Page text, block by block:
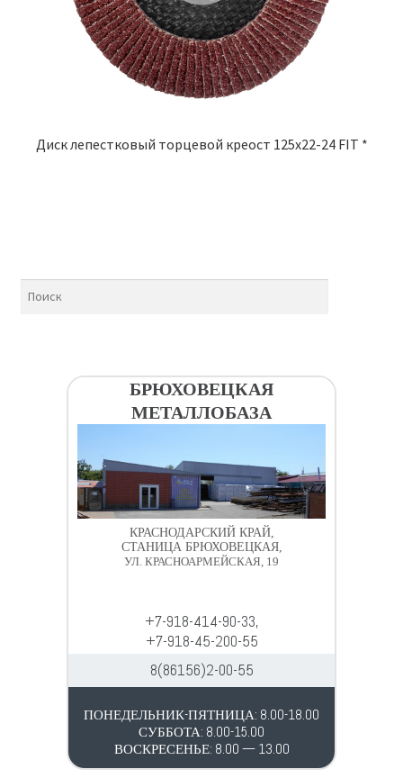
Диск лепестковый торцевой креост 125х22-24 FIT *
БРЮХОВЕЦКАЯ
МЕТАЛЛОБАЗА
КРАСНОДАРСКИЙ КРАЙ,
СТАНИЦА БРЮХОВЕЦКАЯ,
УЛ. КРАСНОАРМЕЙСКАЯ, 19
+7-918-414-90-33,
+7-918-45-200-55
8(86156)2-00-55
ПОНЕДЕЛЬНИК-ПЯТНИЦА: 8.00-18.00
СУББОТА: 8.00-15.00
ВОСКРЕСЕНЬЕ: 8.00 — 13.00